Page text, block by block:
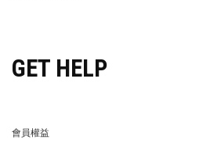
GET HELP
會員權益